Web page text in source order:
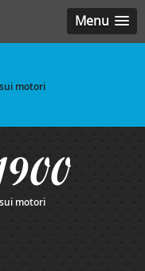
Menu
motori
motori